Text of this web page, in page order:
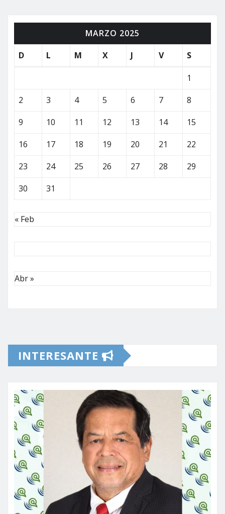
MARZO 2025
D
L M X J V S
1
2
3 4 5 6 7
8
9
10 11 12 13 14
15
16
17 18 19 20 21
22
23
24 25 26 27 28
29
30
31
« Feb
Abr »
INTERESANTE